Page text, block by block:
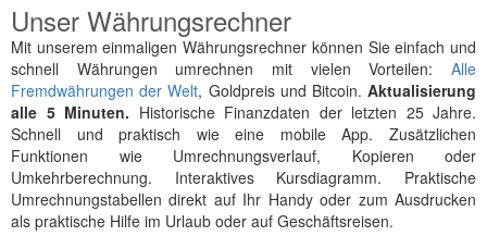
Unser Währungsrechner
Mit unserem einmaligen Währungsrechner können Sie einfach und
schnell Währungen umrechnen mit vielen Vorteilen: Alle
Fremdwährungen der Welt, Goldpreis und Bitcoin. Aktualisierung
alle 5 Minuten. Historische Finanzdaten der letzten 25 Jahre.
Schnell und praktisch wie eine mobile App. Zusätzlichen
Funktionen wie Umrechnungsverlauf, Kopieren oder
Umkehrberechnung. Interaktives Kursdiagramm. Praktische
Umrechnungstabellen direkt auf Ihr Handy oder zum Ausdrucken
als praktische Hilfe im Urlaub oder auf Geschäftsreisen.